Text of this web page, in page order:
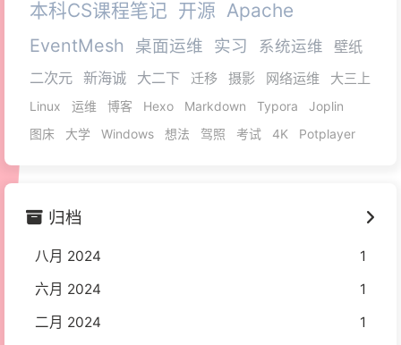
本科CS课程笔记 开源 Apache
EventMesh 桌面运维 实习 系统运维
壁纸
二次元 新海诚 大二下 迁移 摄影 网络运维 大三上
Linux 运维 博客 Hexo Markdown Typora
Joplin
图床
大学 Windows 想法 驾照 考试 4K Potplayer
归档
八月 2024
1
六月 2024
1
二月 2024
1